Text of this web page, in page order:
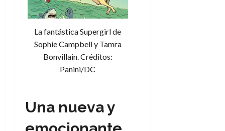
La fantástica Supergirl de
Sophie Campbell y Tamra
Bonvillain. Créditos:
Panini/DC
Una nueva y